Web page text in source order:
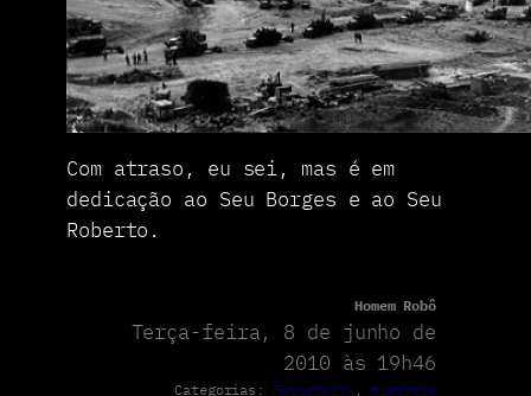
Com atraso, eu sei, mas é em
dedicação ao Seu Borges e ao Seu
Roberto.
Homem Robô
Terça-feira, 8 de junho de
2010 às 19h46
Categorias: Fotografia
História